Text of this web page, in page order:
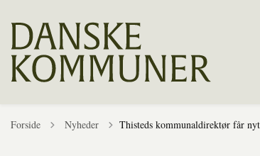
Forside Tilbage til
Nyheder Thisteds kommunaldirektør får